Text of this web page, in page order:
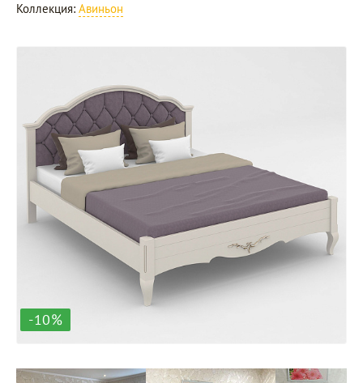
Коллекция: Авиньон
-10%